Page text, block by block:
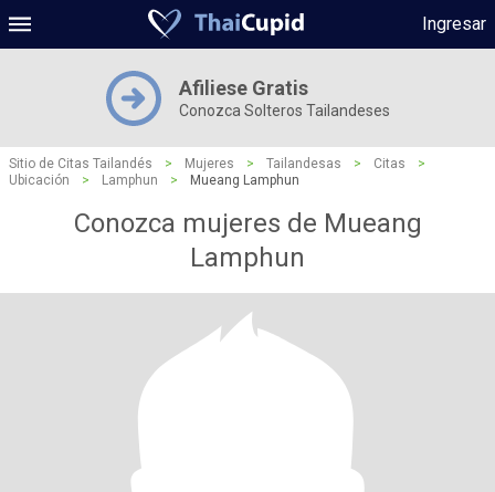
Ingresar
Afiliese Gratis
Conozca Solteros Tailandeses
Sitio de Citas Tailandés > Mujeres > Tailandesas > Citas
>
Ubicación
> Lamphun > Mueang Lamphun
Conozca mujeres de Mueang
Lamphun